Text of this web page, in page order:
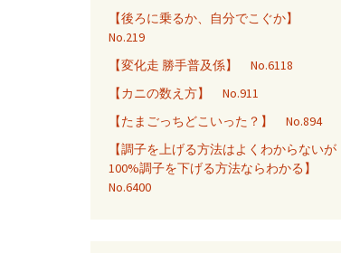
【後ろに乗るか、自分でこぐか】
No.219
【変化走 勝手普及係】 No.6118
【カニの数え方】 No.911
【たまごっちどこいった？】 No.894
【調子を上げる方法はよくわからないが
100%調子を下げる方法ならわかる】
No.6400